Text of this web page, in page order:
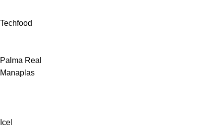
Techfood
Palma Real
Manaplas
Icel